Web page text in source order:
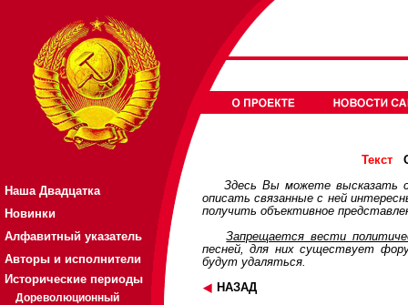
Наша Двадцатка
Новинки
Алфавитный указатель
Авторы и исполнители
Исторические периоды
Дореволюционный
Текст
Здесь Вы можете высказать
описать связанные с ней
получить объективное
Запрещается вести
песней, для них существует
будут удаляться.
НАЗАД